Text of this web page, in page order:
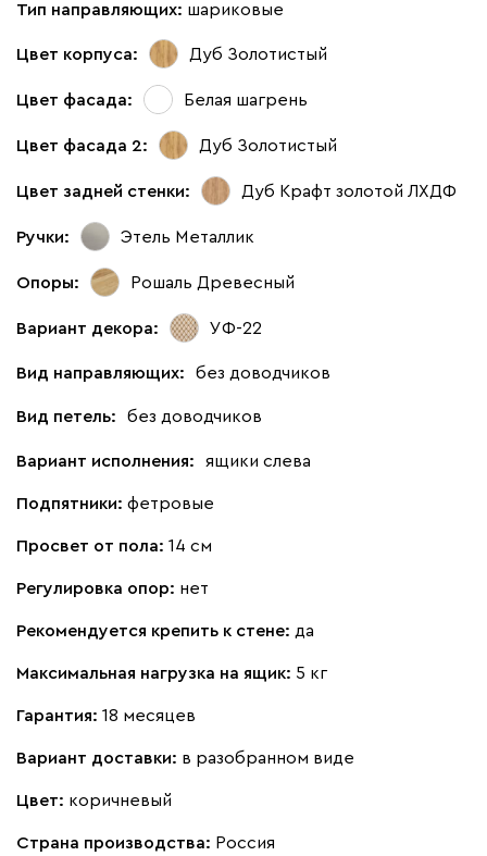
Тип направляющих: шариковые
Цвет корпуса: Дуб Золотистый
Цвет фасада: Белая шагрень
Цвет фасада 2: Дуб Золотистый
Цвет задней стенки: Дуб Крафт золотой ЛХДФ
Ручки: Этель Металлик
Опоры: Рошаль Древесный
Вариант декора: УФ-22
Вид направляющих: без доводчиков
Вид петель: без доводчиков
Вариант исполнения: ящики слева
Подпятники: фетровые
Просвет от пола: 14 см
Регулировка опор: нет
Рекомендуется крепить к стене: да
Максимальная нагрузка на ящик: 5 кг
Гарантия: 18 месяцев
Вариант доставки: в разобранном виде
Цвет: коричневый
Страна производства: Россия